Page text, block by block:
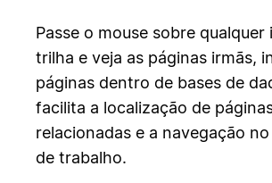
Passe o mouse sobre qualquer
trilha e veja as páginas irmãs,
páginas dentro de bases de
facilita a localização de
relacionadas e a navegação
de trabalho.